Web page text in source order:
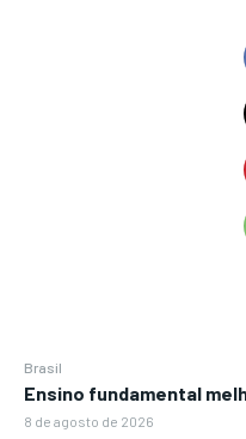
Brasil
Ensino fundamental
8 de agosto de 2026